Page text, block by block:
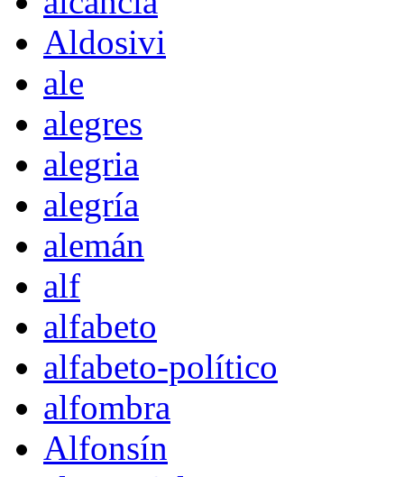
Aldosivi
ale
alegres
alegria
alegría
alemán
alf
alfabeto
alfabeto-político
alfombra
Alfonsín